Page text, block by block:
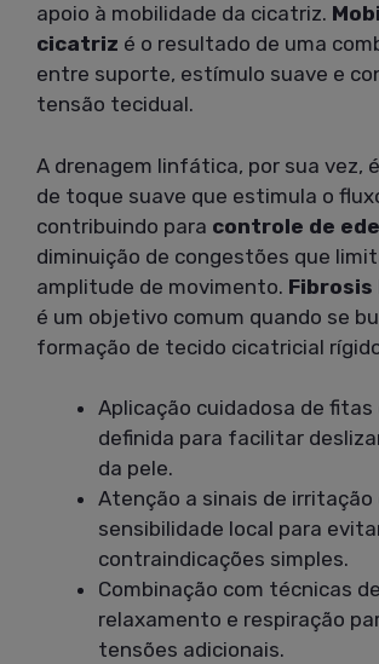
apoio à mobilidade da cicatriz.
cicatriz é o resultado de uma
entre suporte, estímulo suave e
tensão tecidual.
A drenagem linfática, por sua vez,
de toque suave que estimula o
contribuindo para controle de
diminuição de congestões que
amplitude de movimento.
é um objetivo comum quando se
formação de tecido cicatricial
Aplicação cuidadosa de fitas
definida para facilitar
da pele.
Atenção a sinais de irritação
sensibilidade local para
contraindicações simples.
Combinação com técnicas de
relaxamento e respiração
tensões adicionais.